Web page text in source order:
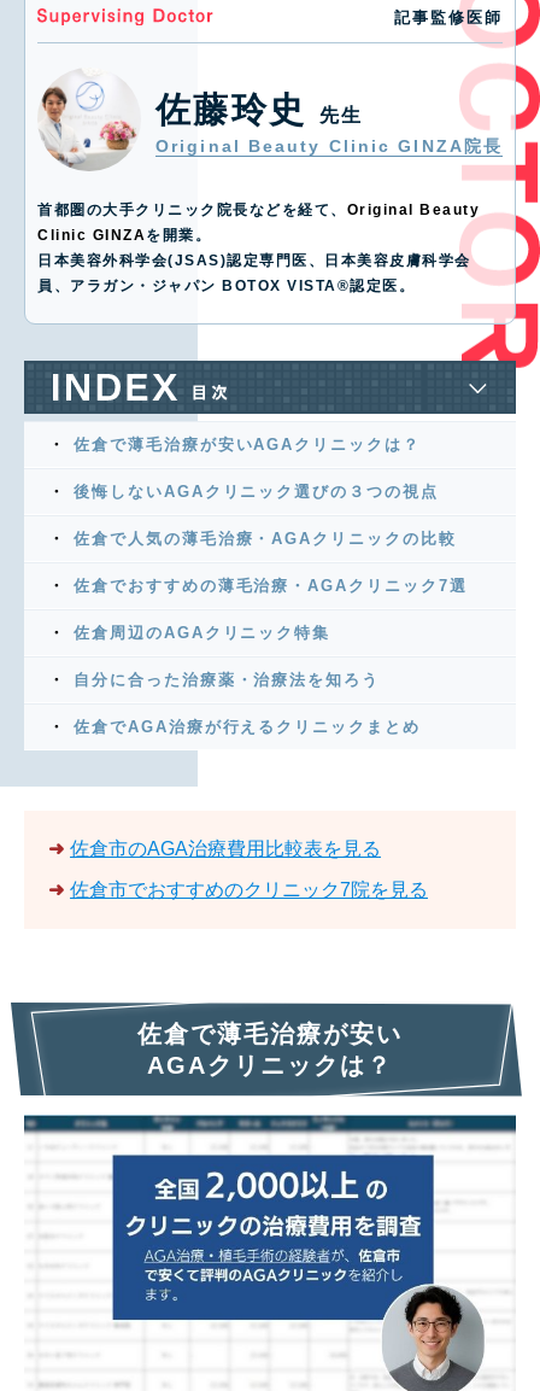
記事監修医師
佐藤玲史 先生
Original Beauty Clinic GINZA院長
首都圏の大手クリニック院長などを経て、 Original Beauty
Clinic GINZAを開業。
日本美容外科学会(JSAS)認定専門医、日本美容皮膚科学会
員、アラガン・ジャパン BOTOX VISTA®️認定医。
佐倉で薄毛治療が安いAGAクリニックは？
後悔しないAGAクリニック選びの３つの視点
佐倉で人気の薄毛治療・AGAクリニックの比較
佐倉でおすすめの薄毛治療・AGAクリニック7選
佐倉周辺のAGAクリニック特集
自分に合った治療薬・治療法を知ろう
佐倉でAGA治療が行えるクリニックまとめ
➜ 佐倉市のAGA治療費用比較表を見る
➜ 佐倉市でおすすめのクリニック7院を見る
佐倉で薄毛治療が安い
AGAクリニックは？